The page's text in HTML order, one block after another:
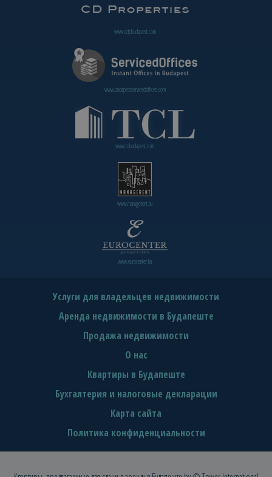
www.cdpbudapest.com
www.budapestservicedoffices.com
www.tclbudapest.com
www.managerent.hu
www.eurocenter.hu
Услуги для владельцев недвижимости
Аренда недвижимости в Будапеште
Продажа недвижимости
О нас
Квартиры в Будапеште
Бухгалтерия и налоговые декларации
Карта сайта
Политика конфиденциальности